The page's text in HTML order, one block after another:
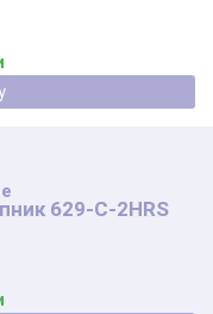
629-C-2HRS